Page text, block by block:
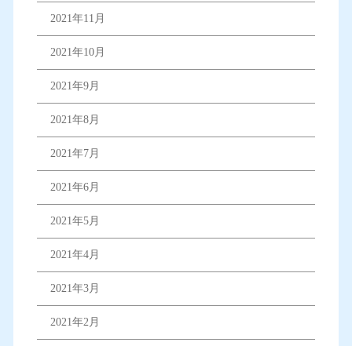
2021年11月
2021年10月
2021年9月
2021年8月
2021年7月
2021年6月
2021年5月
2021年4月
2021年3月
2021年2月